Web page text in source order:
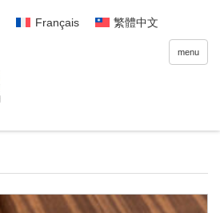
Français 繁體中文
menu